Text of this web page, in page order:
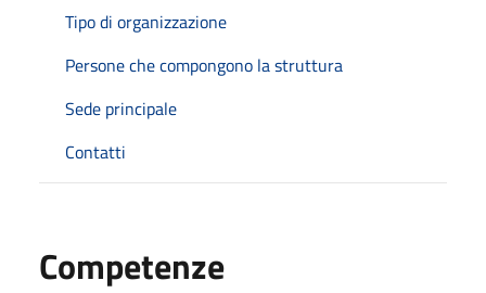
Tipo di organizzazione
Persone che compongono la struttura
Sede principale
Contatti
Competenze